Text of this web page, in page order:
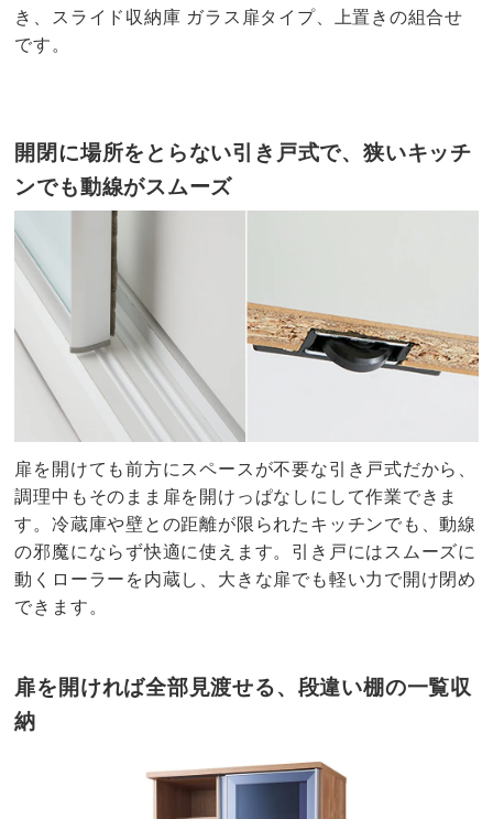
き、スライド収納庫 ガラス扉タイプ、上置きの組合せ
です。
開閉に場所をとらない引き戸式で、狭いキッチ
ンでも動線がスムーズ
扉を開けても前方にスペースが不要な引き戸式だから、
調理中もそのまま扉を開けっぱなしにして作業できま
す。冷蔵庫や壁との距離が限られたキッチンでも、動線
の邪魔にならず快適に使えます。引き戸にはスムーズに
動くローラーを内蔵し、大きな扉でも軽い力で開け閉め
できます。
扉を開ければ全部見渡せる、段違い棚の一覧収
納